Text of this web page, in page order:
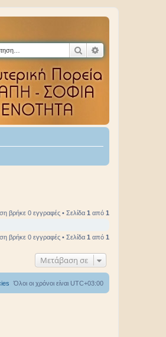
Αναζήτηση
βρήκε 0 εγγραφές • Σελίδα 1 από 1
βρήκε 0 εγγραφές • Σελίδα 1 από 1
Μετάβαση σε
Όλοι οι χρόνοι είναι UTC+03:00